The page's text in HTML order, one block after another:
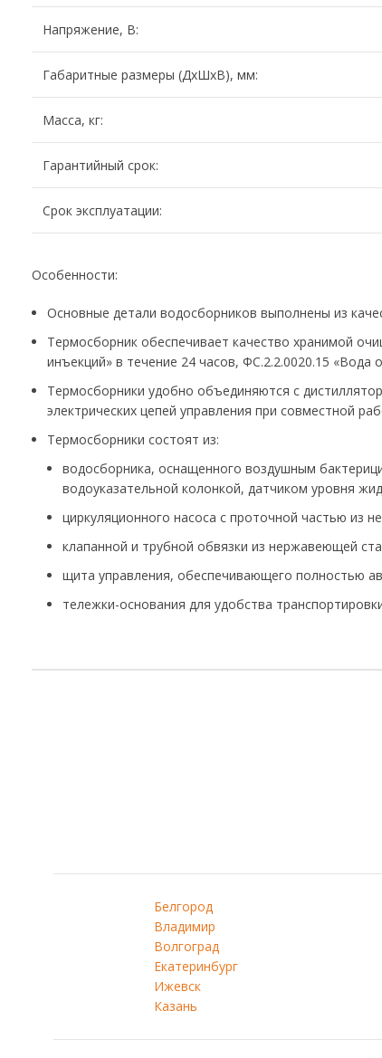
Напряжение, В:
Габаритные размеры (ДхШхВ), мм:
Масса, кг:
Гарантийный срок:
Срок эксплуатации:
Особенности:
Основные детали водосборников выполнены из
Термосборник обеспечивает качество хранимой
инъекций» в течение 24 часов, ФС.2.2.0020.15
Термосборники удобно объединяются с
электрических цепей управления при совместной
Термосборники состоят из:
водосборника, оснащенного воздушным
водоуказательной колонкой, датчиком уровня
циркуляционного насоса с проточной частью из
клапанной и трубной обвязки из нержавеющей
щита управления, обеспечивающего полностью
тележки-основания для удобства
Белгород
Владимир
Волгоград
Екатеринбург
Ижевск
Казань